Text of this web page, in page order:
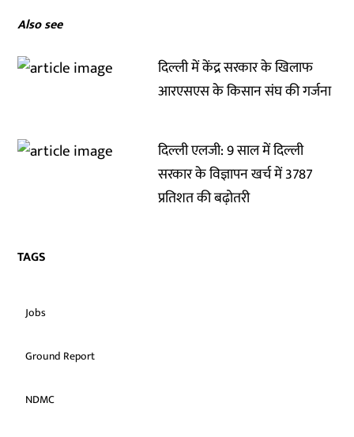
Also see
दिल्ली में केंद्र सरकार के खिलाफ
आरएसएस के किसान संघ की गर्जना
दिल्ली एलजी: 9 साल में दिल्ली
सरकार के विज्ञापन खर्च में 3787
प्रतिशत की बढ़ोतरी
TAGS
Jobs
Ground Report
NDMC